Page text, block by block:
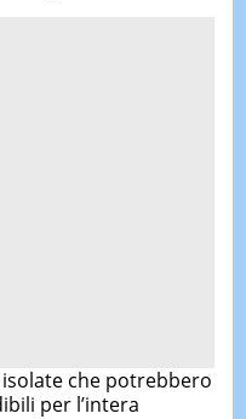
che potrebbero
per l’intera